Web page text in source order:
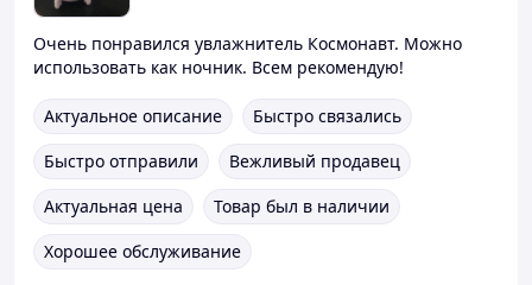
Очень понравился увлажнитель Космонавт. Можно
использовать как ночник. Всем рекомендую!
Актуальное описание
Быстро связались
Быстро отправили
Вежливый продавец
Актуальная цена
Товар был в наличии
Хорошее обслуживание